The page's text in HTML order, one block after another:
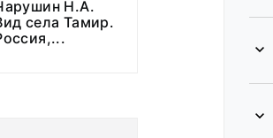
Н.А.
села Тамир.
...